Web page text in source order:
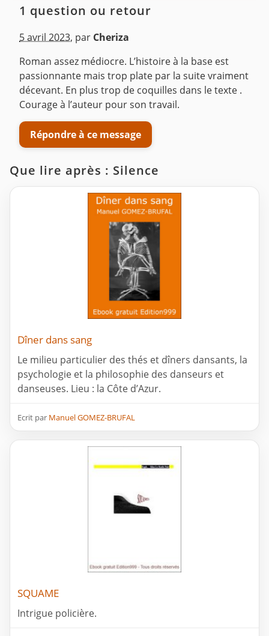
1 question ou retour
5 avril 2023, par Cheriza
Roman assez médiocre. L’histoire à la base est
passionnante mais trop plate par la suite vraiment
décevant. En plus trop de coquilles dans le texte .
Courage à l’auteur pour son travail.
Répondre à ce message
Que lire après : Silence
Dîner dans sang
Le milieu particulier des thés et dîners dansants, la
psychologie et la philosophie des danseurs et
danseuses. Lieu : la Côte d’Azur.
Ecrit par Manuel GOMEZ-BRUFAL
SQUAME
Intrigue policière.